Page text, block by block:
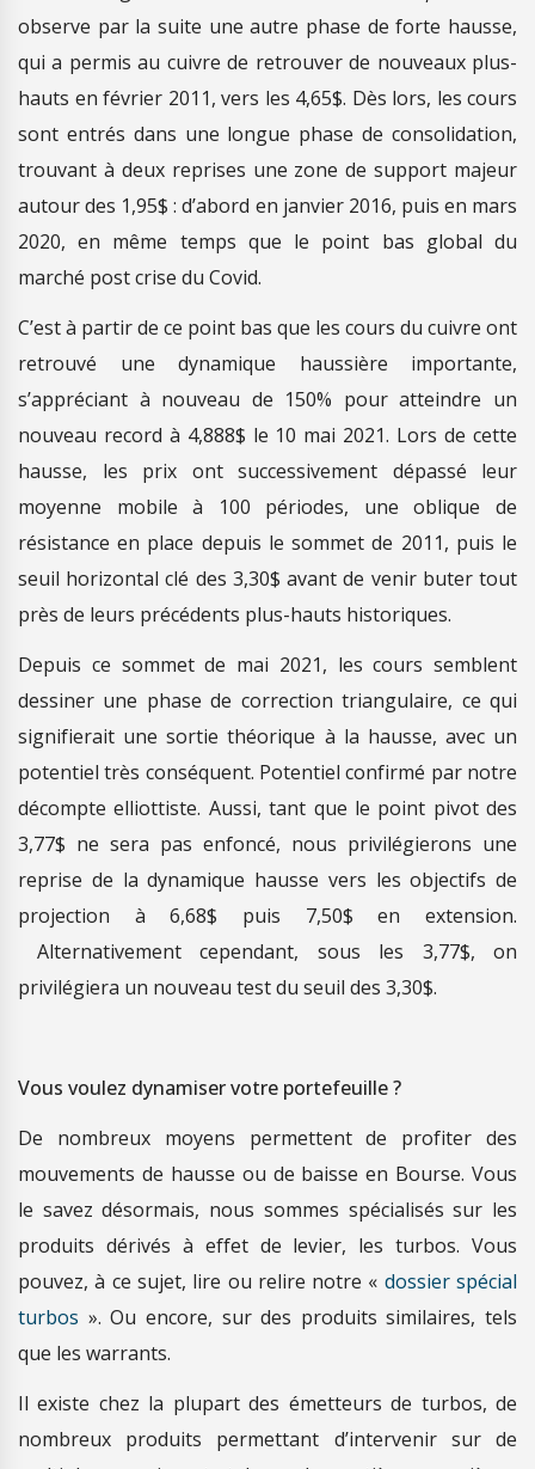
observe par la suite une autre phase de forte hausse,
qui a permis au cuivre de retrouver de nouveaux plus-
hauts en février 2011, vers les 4,65$. Dès lors, les cours
sont entrés dans une longue phase de consolidation,
trouvant à deux reprises une zone de support majeur
autour des 1,95$ : d’abord en janvier 2016, puis en mars
2020, en même temps que le point bas global du
marché post crise du Covid.
C’est à partir de ce point bas que les cours du cuivre ont
retrouvé une dynamique haussière importante,
s’appréciant à nouveau de 150% pour atteindre un
nouveau record à 4,888$ le 10 mai 2021. Lors de cette
hausse, les prix ont successivement dépassé leur
moyenne mobile à 100 périodes, une oblique de
résistance en place depuis le sommet de 2011, puis le
seuil horizontal clé des 3,30$ avant de venir buter tout
près de leurs précédents plus-hauts historiques.
Depuis ce sommet de mai 2021, les cours semblent
dessiner une phase de correction triangulaire, ce qui
signifierait une sortie théorique à la hausse, avec un
potentiel très conséquent. Potentiel confirmé par notre
décompte elliottiste. Aussi, tant que le point pivot des
3,77$ ne sera pas enfoncé, nous privilégierons une
reprise de la dynamique hausse vers les objectifs de
projection à 6,68$ puis 7,50$ en extension.
Alternativement cependant, sous les 3,77$, on
privilégiera un nouveau test du seuil des 3,30$.
Vous voulez dynamiser votre portefeuille ?
De nombreux moyens permettent de profiter des
mouvements de hausse ou de baisse en Bourse. Vous
le savez désormais, nous sommes spécialisés sur les
produits dérivés à effet de levier, les turbos. Vous
pouvez, à ce sujet, lire ou relire notre « dossier spécial
turbos ». Ou encore, sur des produits similaires, tels
que les warrants.
Il existe chez la plupart des émetteurs de turbos, de
nombreux produits permettant d’intervenir sur de